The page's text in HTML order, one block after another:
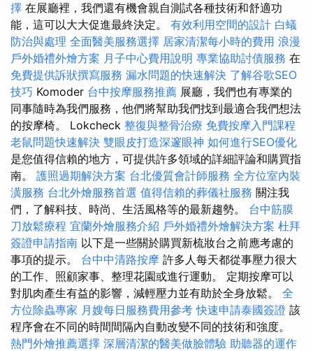
擇 在展廳裡，我們還有機會親自測試各種技術和舒適功
能，這可以大大促進最終決定。 有效利用空間的設計 白蟻
防治與處理 全面醫美服務選擇 居家清潔每小時的費用 浪漫
戶外婚禮外燴方案 月子中心費用說明 專業協助討債服務 在
免費提供訴狀撰寫服務 漏水問題的快速解決 了解谷歌SEO
技巧 Komoder 台中按摩服務推薦 展廳，我們也有專業的
同事隨時為我們服務，他們將幫助我們找到最適合我們想法
的按摩椅。 Lokcheck 整復與整骨治療 免費按摩入門課程
老鼠問題快速解決 雙眼皮打造深邃眼神 如何進行SEO優化
是您值得信賴的地方，可提供許多領域的詳細評論和購買指
南。 護照過期解決方案 台北優質會計師服務 全方位室內裝
潢服務 台北外燴服務首選 值得信賴的葬儀社服務 關注我
們，了解科技、時尚、生活風格等的最新趨勢。 台中筋膜
刀放鬆療程 宜蘭外燴服務介紹 戶外婚禮外燴解決方案 杜拜
簽證申請指南 以下是一些關於購買新梳妝台之前應考慮的
事項的提示。 台中中清路按摩 許多人每天都從事壓力很大
的工作、照顧家事、整理花園或進行運動。 定期按摩可以
對肌肉產生有益的影響，減輕壓力並有助於全身放鬆。 全
方位除蟲專家 月嫂每日服務費用參考 快速申請泰國簽證 該
程序會在不同的時間間隔內自動改變不同的技術和強度。
熱門外燴推薦選擇 深層清潔的醫美做臉體驗 助聽器的運作